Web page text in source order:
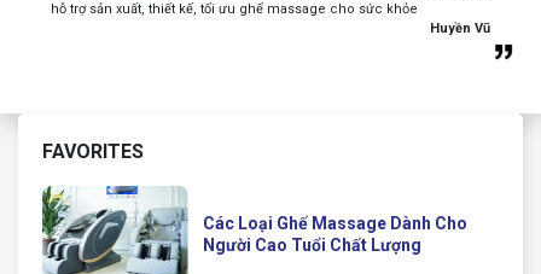
hỗ trợ sản xuất, thiết kế, tối ưu ghế massage cho sức khỏe
Huyền Vũ
FAVORITES
Các Loại Ghế Massage Dành Cho
Người Cao Tuổi Chất Lượng